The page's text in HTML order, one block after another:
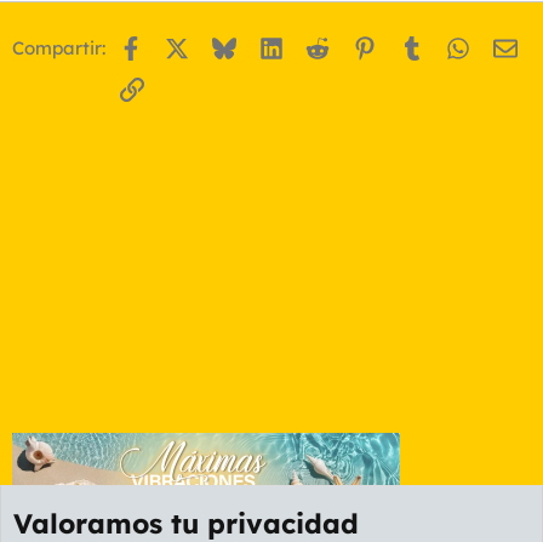
Compartir: Facebook BlueskyLinkedIn
Reddit Pinterest
Tumblr
Enlace
Valoramos tu privacidad